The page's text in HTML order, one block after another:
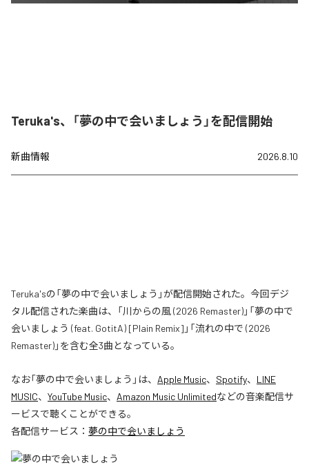
Teruka's、「夢の中で会いましょう」を配信開始
新曲情報 2026.8.10
Teruka'sの「夢の中で会いましょう」が配信開始された。今回デジ
タル配信された楽曲は、「川からの風 (2026 Remaster)」「夢の中で
会いましょう (feat. GotitA) [Plain Remix]」「流れの中で (2026
Remaster)」を含む全3曲となっている。
なお「夢の中で会いましょう 」は、 Apple Music、 Spotify、 LINE
MUSIC、 YouTube Music、 Amazon Music Unlimitedなどの音楽配信サ
ービスで聴くことができる。
各配信サービス： 夢の中で会いましょう